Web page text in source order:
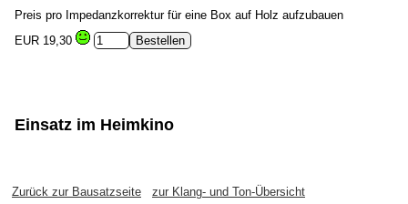
Preis pro Impedanzkorrektur für eine Box auf Holz aufzubauen
EUR 19,30
Einsatz im Heimkino
Zurück zur Bausatzseite zur Klang- und Ton-Übersicht